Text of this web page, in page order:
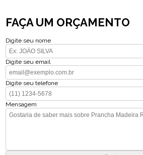
FAÇA UM ORÇAMENTO
Digite seu nome
Digite seu email
Digite seu telefone
Mensagem